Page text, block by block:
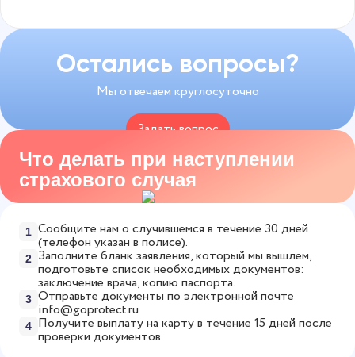
суммы 50 000 рублей, выплата при средней
травме будет 2 500 рублей. В случае трагических
событий, которые, к сожалению, случаются,
компенсацию получат родственники
застрахованного.
доступны 24/7 — без записи и очередей.
минуту вонлайн-калькуляторе.
одного, нескольких дней и до года, и участвуйте
в любых соревнованиях в этот период.
Остались вопросы?
Мы отвечаем круглосуточно
Задать вопрос
8 800 775-53-82
Что делать при наступлении
страхового случая
1 Сообщите нам о случившемся в течение 30 дней
(телефон указан в полисе).
2 Заполните бланк заявления, который мы вышлем,
подготовьте список необходимых документов:
заключение врача, копию паспорта.
3 Отправьте документы по электронной почте
info@goprotect.ru
4 Получите выплату на карту в течение 15 дней после
проверки документов.